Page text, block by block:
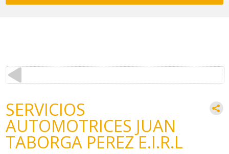
SERVICIOS
AUTOMOTRICES JUAN
TABORGA PEREZ E.I.R.L